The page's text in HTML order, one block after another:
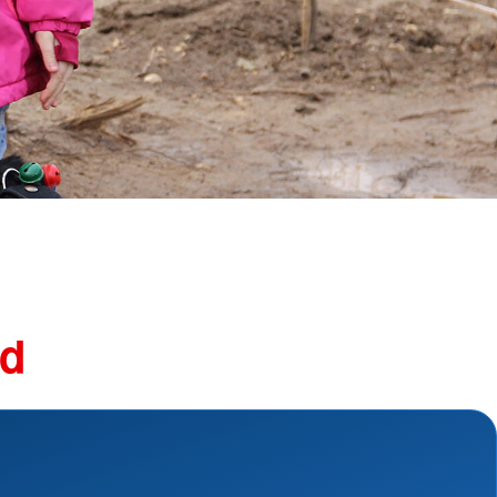
Perspektivberatung
Schutz und Rettung
Bergwacht
Betreuungsdienst
Blutspende
Kreisauskunftsbüro
Kriseninterventionsdienst
Rettungsdienst